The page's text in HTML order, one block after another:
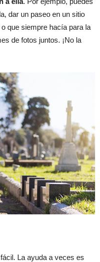
dar un paseo en un sitio
que siempre hacía para la
de fotos juntos. ¡No la
La ayuda a veces es